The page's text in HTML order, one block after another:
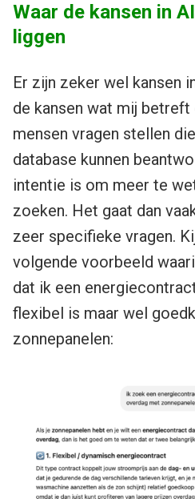
Waar de kansen in
liggen
Er zijn zeker wel kansen
de kansen wat mij
mensen vragen stellen
database kunnen
intentie is om meer te
zoeken. Het gaat dan
zeer specifieke vragen.
volgende voorbeeld
dat ik een
flexibel is maar wel
zonnepanelen: